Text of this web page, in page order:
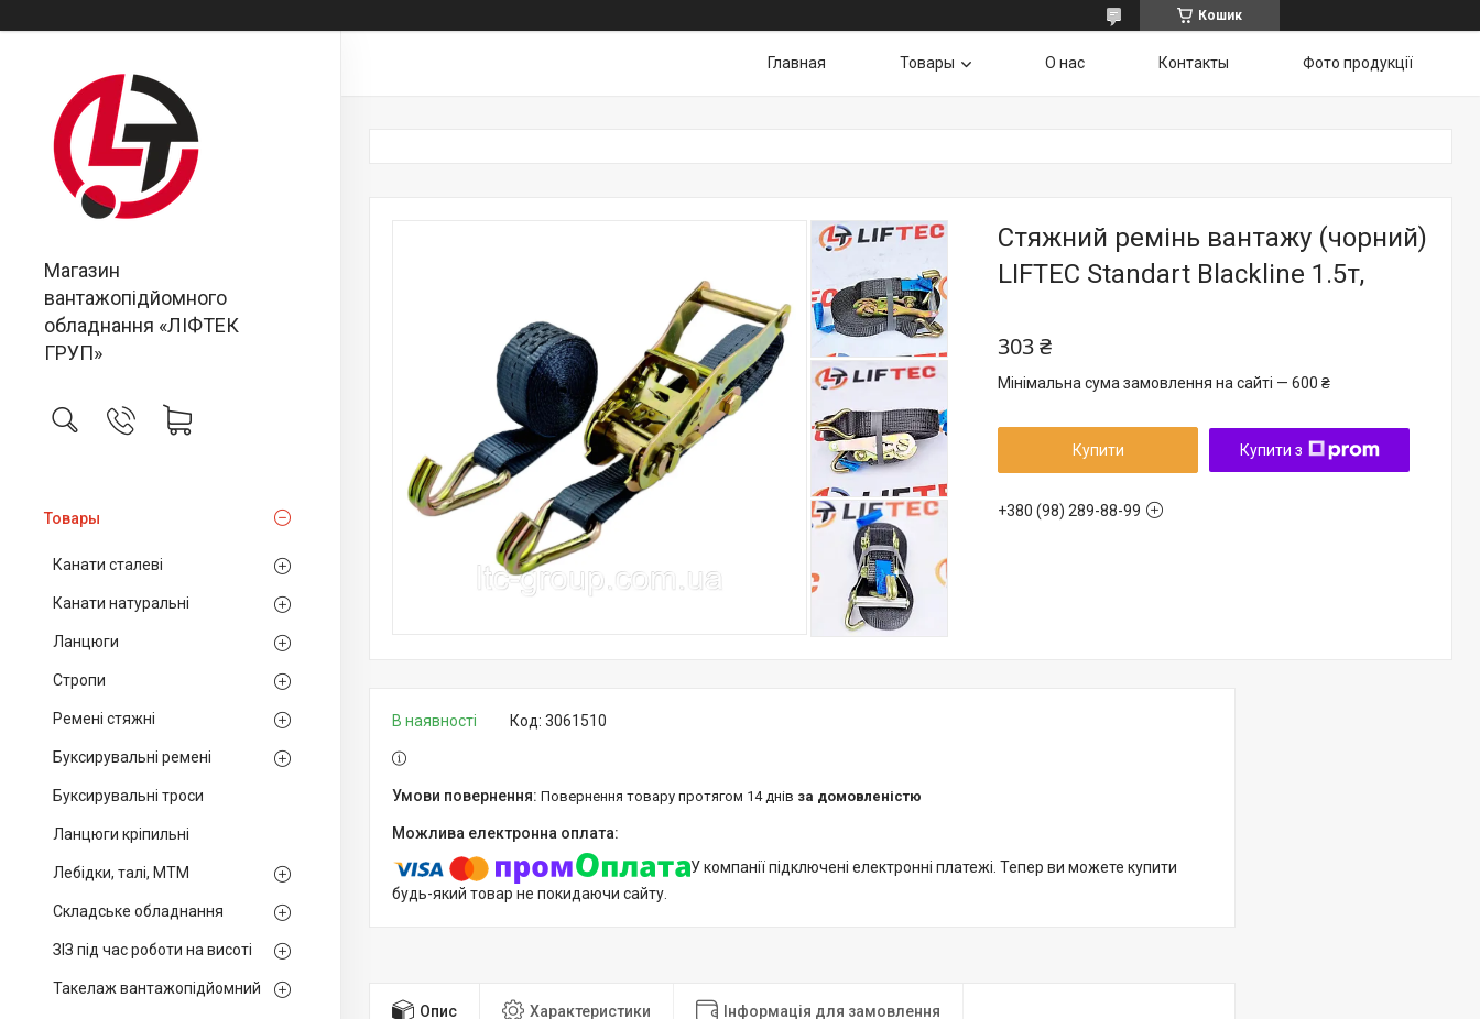
Кошик
Магазин
вантажопідйомного
обладнання «ЛІФТЕК
ГРУП»
Товары
Канати сталеві
Канати натуральні
Ланцюги
Стропи
Ремені стяжні
Буксирувальні ремені
Буксирувальні троси
Ланцюги кріпильні
Лебідки, талі, МТМ
Складське обладнання
ЗІЗ під час роботи на висоті
Такелаж вантажопідйомний
Главная Товары О нас Контакты Фото продукції
Стяжний ремінь вантажу (чорний)
LIFTEC Standart Blackline 1.5т,
303 ₴
Мінімальна сума замовлення на сайті — 600 ₴
Купити Купити з
+380 (98) 289-88-99
В наявності Код: 3061510
повернення товару протягом 14 днів за домовленістю
У компанії підключені електронні платежі. Тепер ви можете купити
будь-який товар не покидаючи сайту.
Опис Характеристики Інформація для замовлення